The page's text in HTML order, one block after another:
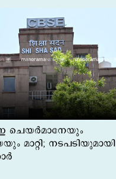
ചെയർമാനേയും
മാറ്റി; നടപടിയുമായി